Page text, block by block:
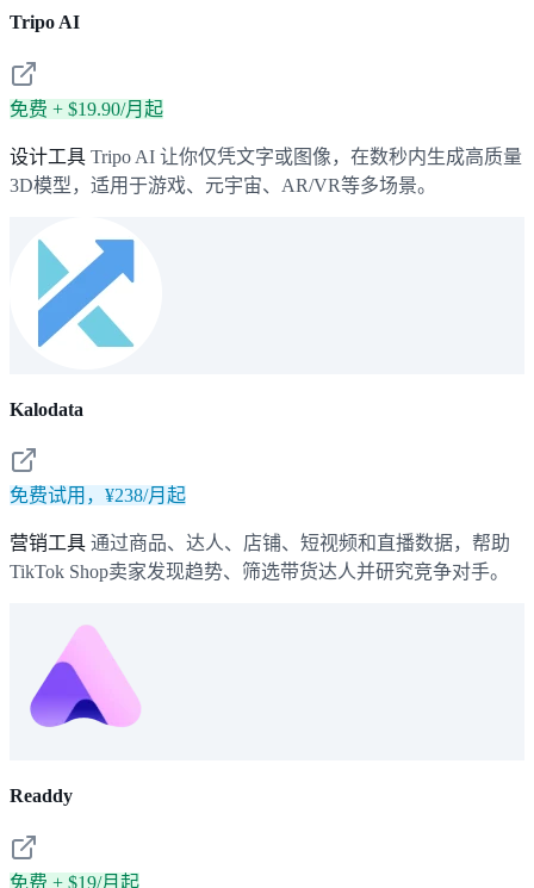
Tripo AI
免费 + $19.90/月起
设计工具 Tripo AI 让你仅凭文字或图像，在数秒内生成高质量
3D模型，适用于游戏、元宇宙、AR/VR等多场景。
Kalodata
免费试用，¥238/月起
营销工具 通过商品、达人、店铺、短视频和直播数据，帮助
TikTok Shop卖家发现趋势、筛选带货达人并研究竞争对手。
Readdy
免费 + $19/月起